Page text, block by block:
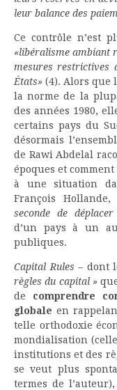
leur balance des
Ce contrôle n’est
«libéralisme ambiant
mesures restrictives
États» (4). Alors que
la norme de la
des années 1980,
certains pays du
désormais
de Rawi Abdelal
époques et
à une situation
François Hollande,
seconde de
d’un pays à un
publiques.
Capital Rules – dont
règles du capital »
de comprendre
globale en
telle orthodoxie
mondialisation
institutions et des
se veut plus
termes de